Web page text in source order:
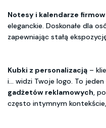
Notesy i kalendarze
eleganckie. Doskonałe dla
zapewniając stałą
Kubki z personalizacją –
i… widzi Twoje logo. To
gadżetów reklamowych,
często intymnym